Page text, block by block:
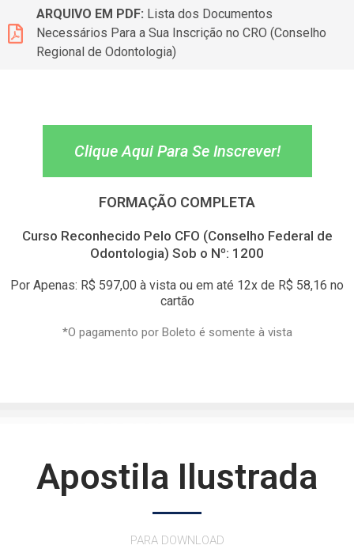
ARQUIVO EM PDF: Lista dos Documentos
Necessários Para a Sua Inscrição no CRO (Conselho
Regional de Odontologia)
Clique Aqui Para Se Inscrever!
FORMAÇÃO COMPLETA
Curso Reconhecido Pelo CFO (Conselho Federal de
Odontologia) Sob o Nº: 1200
Por Apenas: R$ 597,00 à vista ou em até 12x de R$ 58,16 no
cartão
*O pagamento por Boleto é somente à vista
Apostila Ilustrada
PARA DOWNLOAD